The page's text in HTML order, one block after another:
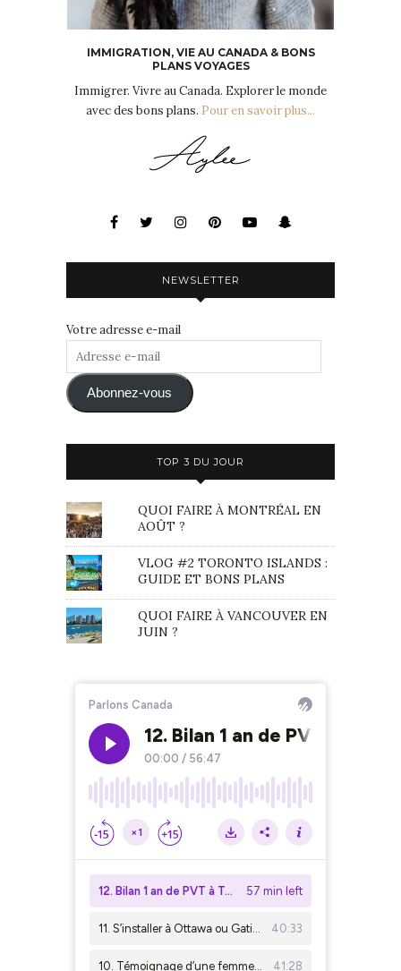
IMMIGRATION, VIE AU CANADA & BONS
PLANS VOYAGES
Immigrer. Vivre au Canada. Explorer le monde
avec des bons plans. Pour en savoir plus...
NEWSLETTER
Votre adresse e-mail
Adresse
mail Abonnez-vous
TOP 3 DU JOUR
QUOI FAIRE À MONTRÉAL EN
AOÛT ?
VLOG #2 TORONTO ISLANDS :
GUIDE ET BONS PLANS
QUOI FAIRE À VANCOUVER EN
JUIN ?